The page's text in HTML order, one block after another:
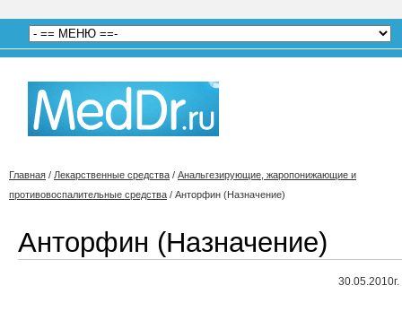
Главная / Лекарственные средства / Анальгезирующие, жаропонижающие и
противовоспалительные средства / Анторфин (Назначение)
Анторфин (Назначение)
30.05.2010г.